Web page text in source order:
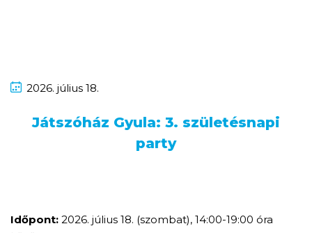
2026. július 18.
Játszóház Gyula: 3. születésnapi
party
Időpont: 2026. július 18. (szombat), 14:00-19:00 óra